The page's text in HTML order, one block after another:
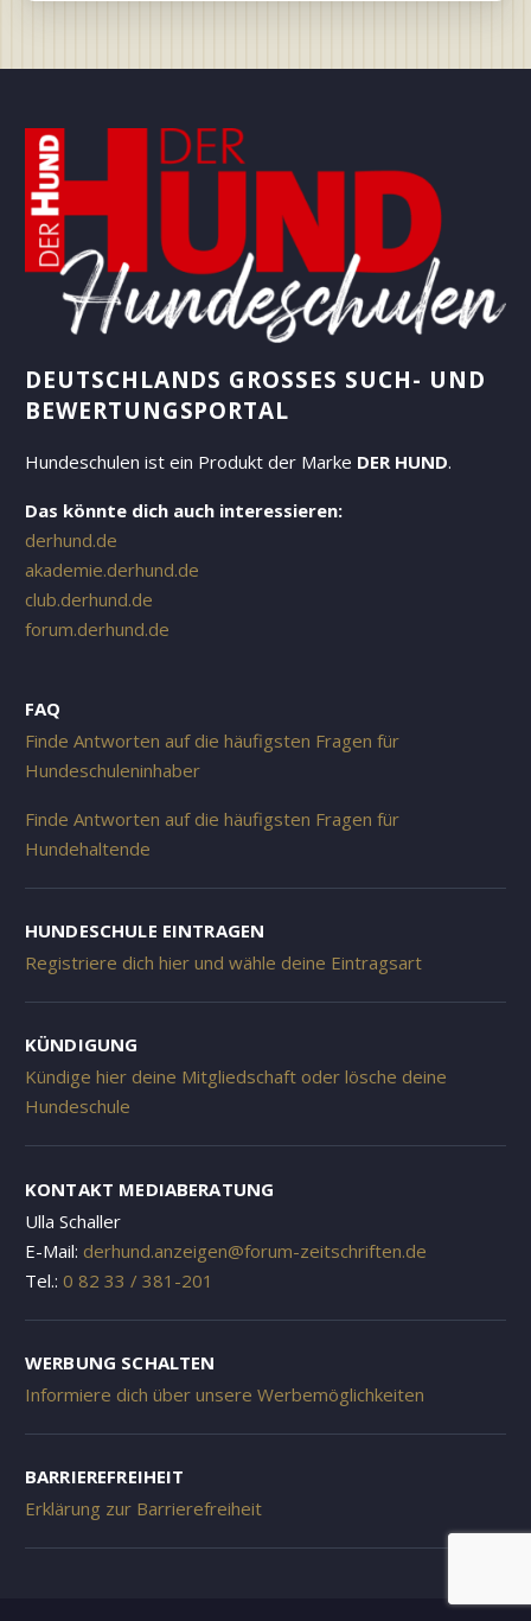
DEUTSCHLANDS GROSSES SUCH- UND B
EWERTUNGSPORTAL
Hundeschulen ist ein Produkt der Marke DER HUND.
Das könnte dich auch interessieren:
derhund.de
akademie.derhund.de
club.derhund.de
forum.derhund.de
FAQ
Finde Antworten auf die häufigsten Fragen für
Hundeschuleninhaber
Finde Antworten auf die häufigsten Fragen für
Hundehaltende
HUNDESCHULE EINTRAGEN
Registriere dich hier und wähle deine Eintragsart
KÜNDIGUNG
Kündige hier deine Mitgliedschaft oder lösche deine
Hundeschule
KONTAKT MEDIABERATUNG
Ulla Schaller
E-Mail: derhund.anzeigen@forum-zeitschriften.de
Tel.: 0 82 33 / 381-201
WERBUNG SCHALTEN
Informiere dich über unsere Werbemöglichkeiten
BARRIEREFREIHEIT
Erklärung zur Barrierefreiheit